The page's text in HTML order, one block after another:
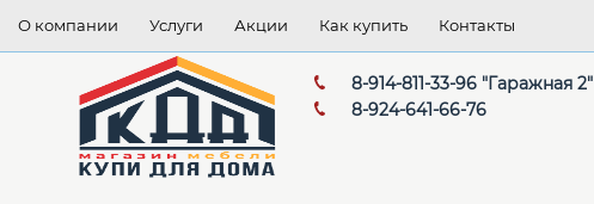
О компании Услуги Акции Как купить Контакты
8-914-811-33-96 "Гаражная 2"
8-924-641-66-76